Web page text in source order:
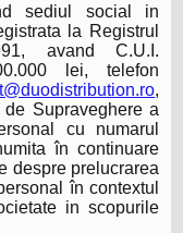
sediul social in
la Registrul
avand C.U.I.
lei, telefon
,
Supraveghere a
cu numarul
în continuare
despre prelucrarea
în contextul
in scopurile